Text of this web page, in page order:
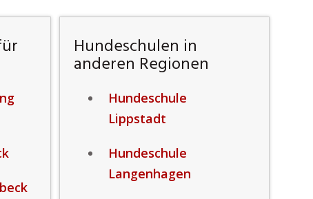
Hundeschulen in
anderen Regionen
Hundeschule
Lippstadt
Hundeschule
Langenhagen